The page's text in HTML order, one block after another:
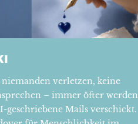
verletzen, keine
– immer öfter werden
geschriebene Mails verschickt.